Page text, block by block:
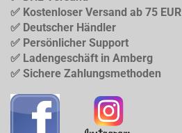
✅ Kostenloser Versand ab 75 EUR
✅ Deutscher Händler
✅ Persönlicher Support
✅ Ladengeschäft in Amberg
✅ Sichere Zahlungsmethoden